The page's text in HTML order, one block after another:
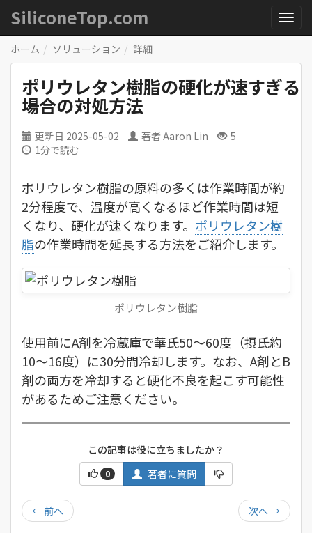
SiliconeTop.com
ホーム ソリューション 詳細
ポリウレタン樹脂の硬化が速すぎる
場合の対処方法
更新日 2025-05-02 著者 Aaron Lin
5
1分で読む
ポリウレタン樹脂の原料の多くは作業時間が約
2分程度で、温度が高くなるほど作業時間は短
くなり、硬化が速くなります。 ポリウレタン樹
脂の作業時間を延長する方法をご紹介します。
ポリウレタン樹脂
使用前にA剤を冷蔵庫で華氏50～60度（摂氏約
10～16度）に30分間冷却します。なお、A剤とB
剤の両方を冷却すると硬化不良を起こす可能性
があるためご注意ください。
この記事は役に立ちましたか？
0 著者に質問
← 前へ 次へ →